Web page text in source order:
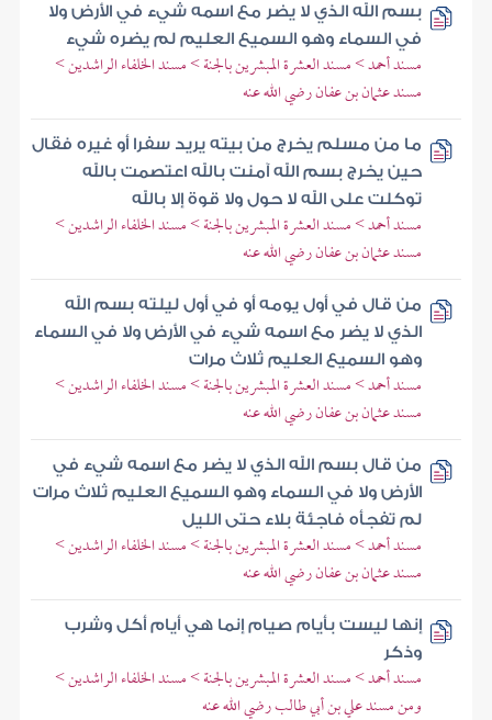
بسم الله الذي لا يضر مع اسمه شيء في الأرض ولا
في السماء وهو السميع العليم لم يضره شيء
مسند أحمد > مسند العشرة المبشرين بالجنة > مسند الخلفاء الراشدين >
مسند عثمان بن عفان رضي الله عنه
ما من مسلم يخرج من بيته يريد سفرا أو غيره فقال
حين يخرج بسم الله آمنت بالله اعتصمت بالله
توكلت على الله لا حول ولا قوة إلا بالله
مسند أحمد > مسند العشرة المبشرين بالجنة > مسند الخلفاء الراشدين >
مسند عثمان بن عفان رضي الله عنه
من قال في أول يومه أو في أول ليلته بسم الله
الذي لا يضر مع اسمه شيء في الأرض ولا في السماء
وهو السميع العليم ثلاث مرات
مسند أحمد > مسند العشرة المبشرين بالجنة > مسند الخلفاء الراشدين >
مسند عثمان بن عفان رضي الله عنه
من قال بسم الله الذي لا يضر مع اسمه شيء في
الأرض ولا في السماء وهو السميع العليم ثلاث مرات
لم تفجأه فاجئة بلاء حتى الليل
مسند أحمد > مسند العشرة المبشرين بالجنة > مسند الخلفاء الراشدين >
مسند عثمان بن عفان رضي الله عنه
إنها ليست بأيام صيام إنما هي أيام أكل وشرب
وذكر
مسند أحمد > مسند العشرة المبشرين بالجنة > مسند الخلفاء الراشدين >
ومن مسند علي بن أبي طالب رضي الله عنه